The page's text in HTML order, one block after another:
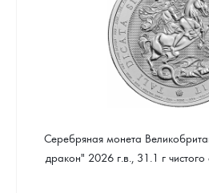
Серебряная монета
дракон" 2026 г.в., 31.1 г